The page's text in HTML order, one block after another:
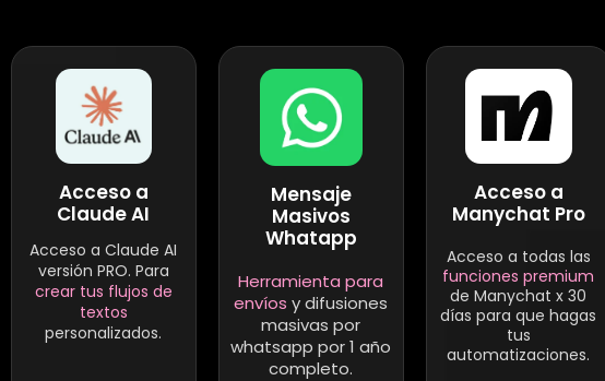
Acceso a
Claude AI
Acceso a Claude AI
versión PRO. Para
crear tus flujos de
textos
personalizados.
Mensaje
Masivos
Whatapp
Herramienta para
envíos y difusiones
masivas por
whatsapp por 1 año
completo.
Acceso a
Manychat Pro
Acceso a todas las
funciones premium
de Manychat x 30
días para que hagas
tus
automatizaciones.